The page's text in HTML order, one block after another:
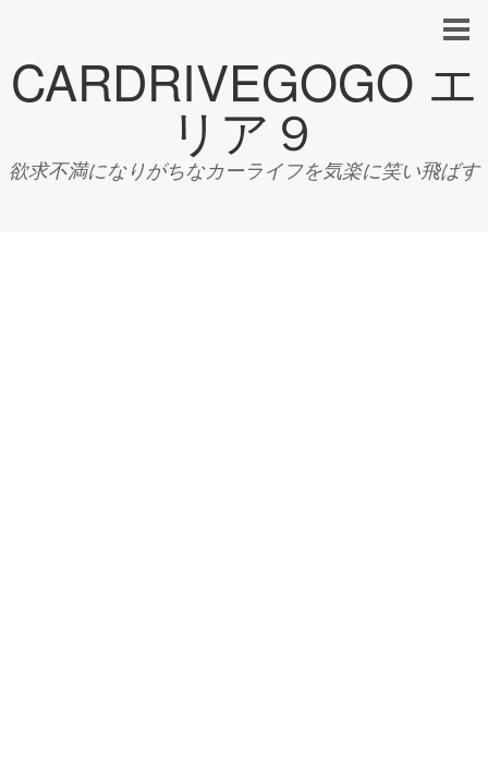
CARDRIVEGOGO エ
リア９
欲求不満になりがちなカーライフを気楽に笑い飛ばす